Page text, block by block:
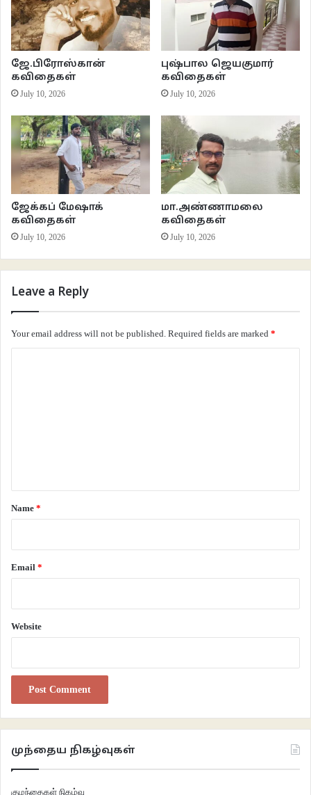
ஜே.பிரோஸ்கான்
கவிதைகள்
July 10, 2026
புஷ்பால ஜெயகுமார்
கவிதைகள்
July 10, 2026
ஜேக்கப் மேஷாக்
கவிதைகள்
July 10, 2026
மா.அண்ணாமலை
கவிதைகள்
July 10, 2026
Leave a Reply
Your email address will not be published. Required fields are marked *
*
Name *
Email *
Website
முந்தைய நிகழ்வுகள்
குழந்தைகள் நிகழ்வு